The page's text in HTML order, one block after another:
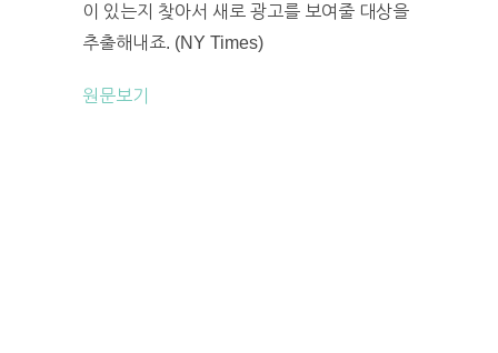
이 있는지 찾아서 새로 광고를 보여줄 대상을
추출해내죠. (NY Times)
원문보기